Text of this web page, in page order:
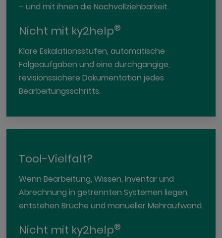
– und mit ihnen die Nachvollziehbarkeit.
Nicht mit ky2help®
Klare Eskalationsstufen, automatische
Folgeaufgaben und eine durchgängige,
revisionssichere Dokumentation jedes
Bearbeitungsschritts.
Tool-Vielfalt?
Wenn Bearbeitung, Wissen, Inventar und
Abrechnung in getrennten Systemen liegen,
entstehen Brüche und manueller Mehraufwand.
Nicht mit ky2help®